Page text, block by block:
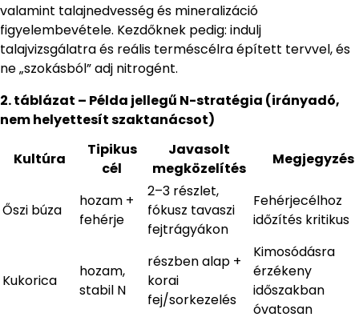
valamint talajnedvesség és mineralizáció
figyelembevétele. Kezdőknek pedig: indulj
talajvizsgálatra és reális terméscélra épített tervvel, és
ne „szokásból” adj nitrogént.
2. táblázat – Példa jellegű N-stratégia (irányadó,
nem helyettesít szaktanácsot)
Kultúra
Tipikus
cél
Javasolt
megközelítés
Megjegyzés
Őszi búza
hozam +
fehérje
2–3 részlet,
fókusz tavaszi
fejtrágyákon
Fehérjecélhoz
időzítés kritikus
Kukorica
hozam,
stabil N
részben alap +
korai
fej/sorkezelés
Kimosódásra
érzékeny
időszakban
óvatosan